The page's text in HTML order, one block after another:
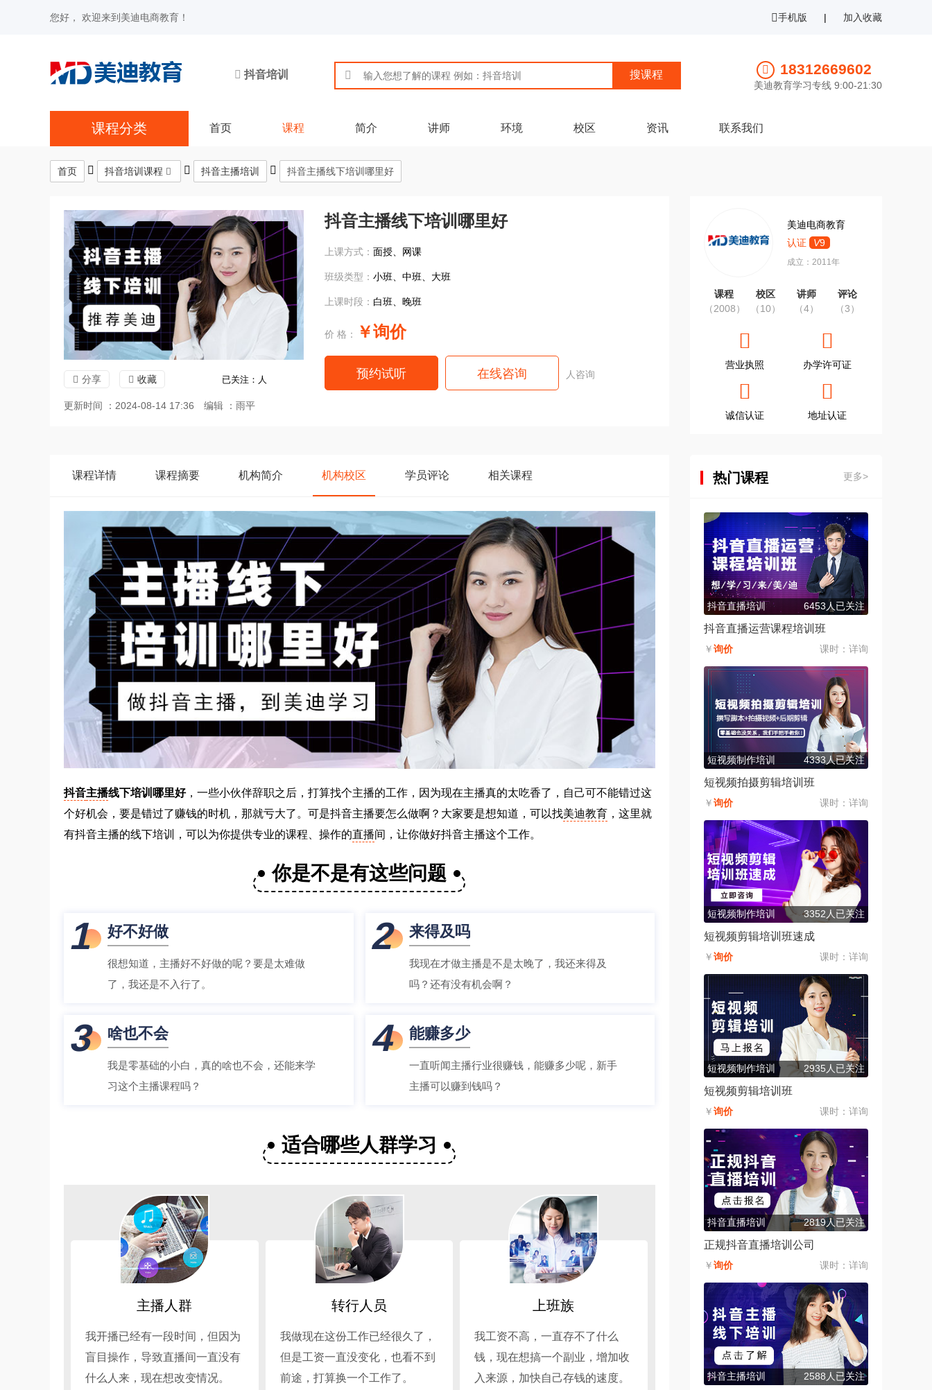
您好， 欢迎来到美迪电商教育！ 手机版 | 加入收藏
抖音培训 18312669602
美迪教育学习专线 9:00-21:30
课程分类 首页 课程 简介 讲师 环境 校区 资讯 联系我们
首页 抖音培训课程 抖音主播培训 抖音主播线下培训哪里好
分享 收藏 已关注： 人
更新时间 ：2024-08-14 17:36 编辑 ：雨平
抖音主播线下培训哪里好
上课方式：面授、网课
班级类型：小班、中班、大班
上课时段： 白班、晚班
价 格： ￥询价
预约试听 在线咨询 人咨询
美迪电商教育
认证
V9
成立：2011年
课程
（2008）
校区
（10）
讲师
（4）
评论
（3）
营业执照 办学许可证
诚信认证 地址认证
课程详情 课程摘要 机构简介 机构校区 学员评论 相关课程
抖音主播线下培训哪里好，一些小伙伴辞职之后，打算找个主播的工作，因为现在主播真的太吃香了，自己可不能错过这
个好机会，要是错过了赚钱的时机，那就亏大了。可是抖音主播要怎么做啊？大家要是想知道，可以找美迪教育 ，这里就
有抖音主播的线下培训，可以为你提供专业的课程、操作的直播间，让你做好抖音主播这个工作。
你是不是有这些问题
1 好不好做
很想知道，主播好不好做的呢？要是太难做
了，我还是不入行了。
2 来得及吗
我现在才做主播是不是太晚了，我还来得及
吗？还有没有机会啊？
3 啥也不会
我是零基础的小白，真的啥也不会，还能来学
习这个主播课程吗？
4 能赚多少
一直听闻主播行业很赚钱，能赚多少呢，新手
主播可以赚到钱吗？
适合哪些人群学习
主播人群
我开播已经有一段时间，但因为
盲目操作，导致直播间一直没有
什么人来，现在想改变情况。
转行人员
我做现在这份工作已经很久了，
但是工资一直没变化，也看不到
前途，打算换一个工作了。
上班族
我工资不高，一直存不了什么
钱，现在想搞一个副业，增加收
入来源，加快自己存钱的速度。
热门课程 更多>
抖音直播培训 6453人已关注
抖音直播运营课程培训班
￥询价 课时： 详询
短视频制作培训 4333人已关注
短视频拍摄剪辑培训班
￥询价 课时： 详询
短视频制作培训 3352人已关注
短视频剪辑培训班速成
￥询价 课时： 详询
短视频制作培训 2935人已关注
短视频剪辑培训班
￥询价 课时： 详询
抖音直播培训 2819人已关注
正规抖音直播培训公司
￥询价 课时： 详询
抖音主播培训 2588人已关注